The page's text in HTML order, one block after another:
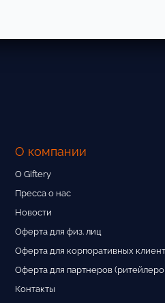
О компании
О Giftery
Пресса о нас
Новости
Оферта для физ. лиц
Оферта для корпоративных
Оферта для партнеров
Контакты